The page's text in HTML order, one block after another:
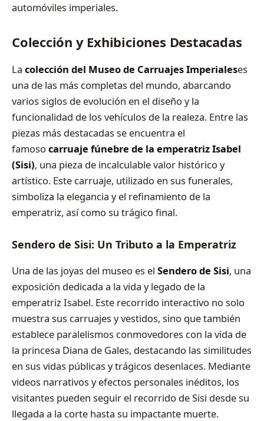
automóviles imperiales.
Colección y Exhibiciones Destacadas
La colección del Museo de Carruajes Imperialeses
una de las más completas del mundo, abarcando
varios siglos de evolución en el diseño y la
funcionalidad de los vehículos de la realeza. Entre las
piezas más destacadas se encuentra el
famoso carruaje fúnebre de la emperatriz Isabel
(Sisi), una pieza de incalculable valor histórico y
artístico. Este carruaje, utilizado en sus funerales,
simboliza la elegancia y el refinamiento de la
emperatriz, así como su trágico final.
Sendero de Sisi: Un Tributo a la Emperatriz
Una de las joyas del museo es el Sendero de Sisi, una
exposición dedicada a la vida y legado de la
emperatriz Isabel. Este recorrido interactivo no solo
muestra sus carruajes y vestidos, sino que también
establece paralelismos conmovedores con la vida de
la princesa Diana de Gales, destacando las similitudes
en sus vidas públicas y trágicos desenlaces. Mediante
videos narrativos y efectos personales inéditos, los
visitantes pueden seguir el recorrido de Sisi desde su
llegada a la corte hasta su impactante muerte.